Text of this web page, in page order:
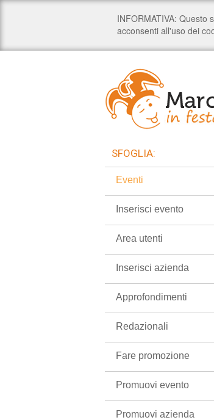
SFOGLIA:
Eventi
Inserisci evento
Area utenti
Inserisci azienda
Approfondimenti
Redazionali
Fare promozione
Promuovi evento
Promuovi azienda